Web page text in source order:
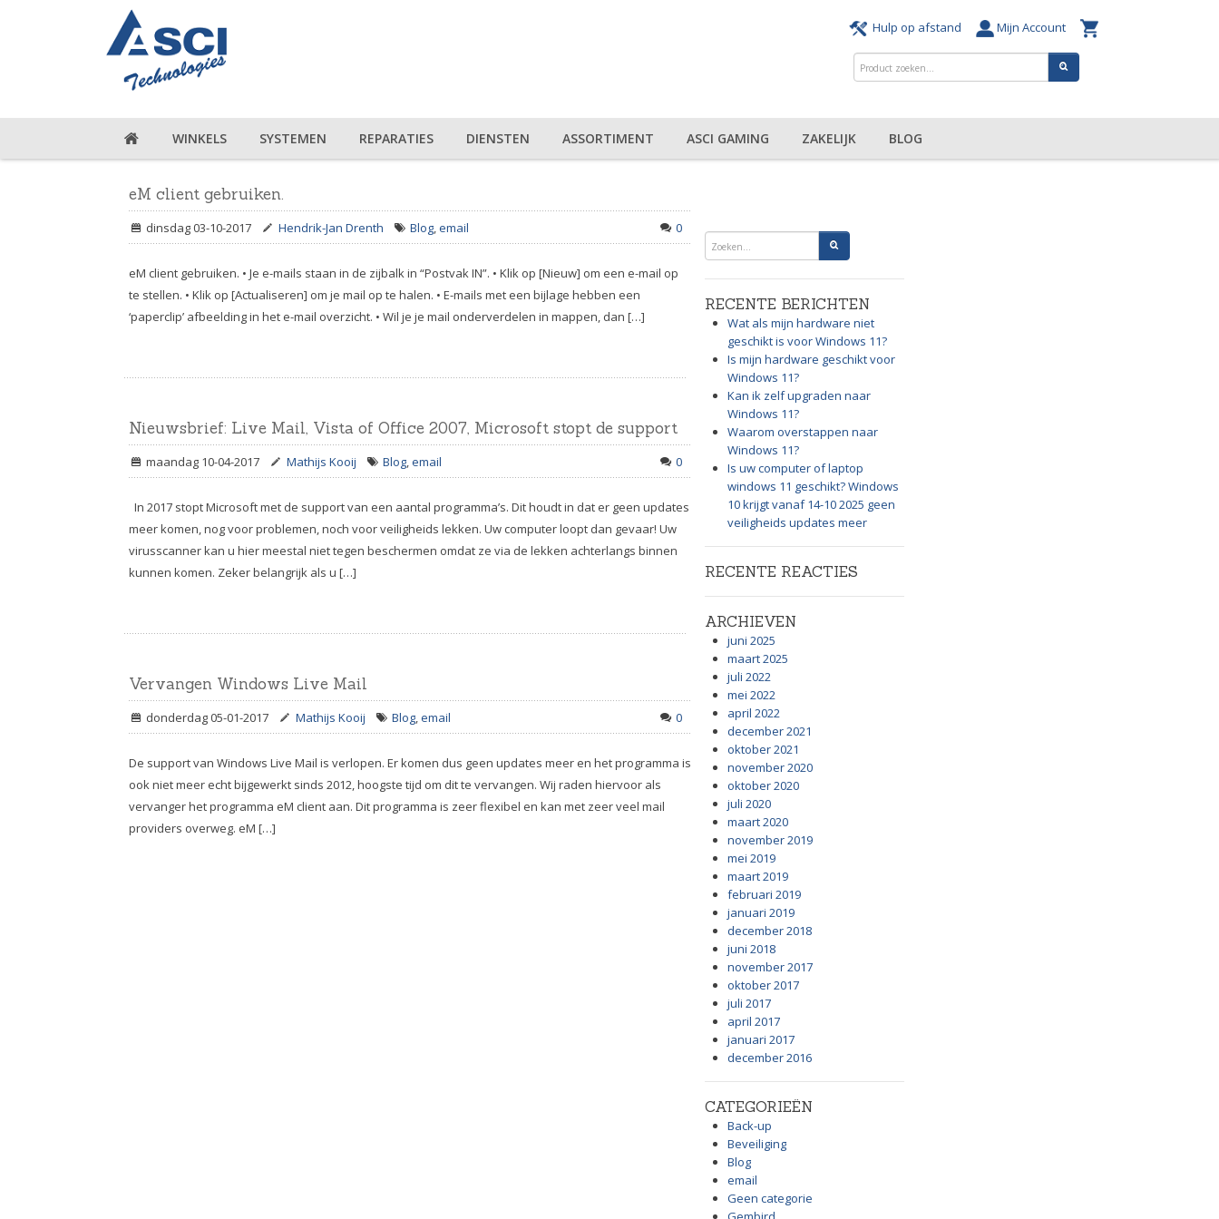
Hulp op afstand Mijn Account
WINKELS SYSTEMEN REPARATIES DIENSTEN ASSORTIMENT ASCI GAMING ZAKELIJK BLOG
eM client gebruiken.
0
dinsdag 03-10-2017 Hendrik-Jan Drenth Blog,email
eM client gebruiken. • Je e-mails staan in de zijbalk in “Postvak IN”. • Klik op [Nieuw] om een e-mail op
te stellen. • Klik op [Actualiseren] om je mail op te halen. • E-mails met een bijlage hebben een
‘paperclip’ afbeelding in het e-mail overzicht. • Wil je je mail onderverdelen in mappen, dan […]
Nieuwsbrief: Live Mail, Vista of Office 2007, Microsoft stopt de support
0
maandag 10-04-2017 Mathijs Kooij Blog,email
In 2017 stopt Microsoft met de support van een aantal programma’s. Dit houdt in dat er geen updates
meer komen, nog voor problemen, noch voor veiligheids lekken. Uw computer loopt dan gevaar! Uw
virusscanner kan u hier meestal niet tegen beschermen omdat ze via de lekken achterlangs binnen
kunnen komen. Zeker belangrijk als u […]
Vervangen Windows Live Mail
0
donderdag 05-01-2017 Mathijs Kooij Blog,email
De support van Windows Live Mail is verlopen. Er komen dus geen updates meer en het programma is
ook niet meer echt bijgewerkt sinds 2012, hoogste tijd om dit te vervangen. Wij raden hiervoor als
vervanger het programma eM client aan. Dit programma is zeer flexibel en kan met zeer veel mail
providers overweg. eM […]
RECENTE BERICHTEN
Wat als mijn hardware niet
geschikt is voor Windows 11?
Is mijn hardware geschikt voor
Windows 11?
Kan ik zelf upgraden naar
Windows 11?
Waarom overstappen naar
Windows 11?
Is uw computer of laptop
windows 11 geschikt? Windows
10 krijgt vanaf 14-10 2025 geen
veiligheids updates meer
RECENTE REACTIES
ARCHIEVEN
juni 2025
maart 2025
juli 2022
mei 2022
april 2022
december 2021
oktober 2021
november 2020
oktober 2020
juli 2020
maart 2020
november 2019
mei 2019
maart 2019
februari 2019
januari 2019
december 2018
juni 2018
november 2017
oktober 2017
juli 2017
april 2017
januari 2017
december 2016
CATEGORIEËN
Back-up
Beveiliging
Blog
email
Geen categorie